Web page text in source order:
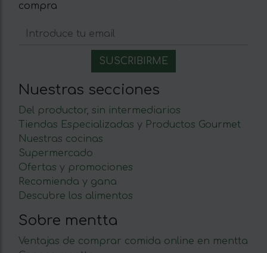
compra
Nuestras secciones
Del productor, sin intermediarios
Tiendas Especializadas y Productos Gourmet
Nuestras cocinas
Supermercado
Ofertas y promociones
Recomienda y gana
Descubre los alimentos
Sobre mentta
Ventajas de comprar comida online en mentta